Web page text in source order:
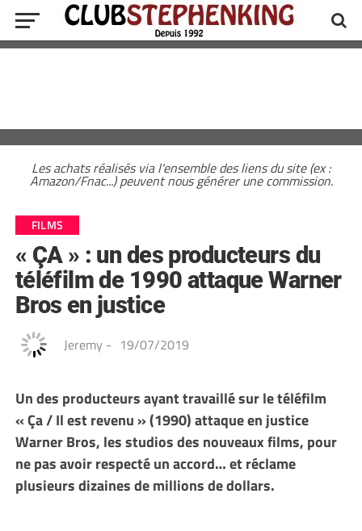
Les achats réalisés via l'ensemble des liens du site (ex :
Amazon/Fnac...) peuvent nous générer une commission.
FILMS
« ÇA » : un des producteurs du
téléfilm de 1990 attaque Warner
Bros en justice
Jeremy - 19/07/2019
Un des producteurs ayant travaillé sur le téléfilm
« Ça / Il est revenu » (1990) attaque en justice
Warner Bros, les studios des nouveaux films, pour
ne pas avoir respecté un accord… et réclame
plusieurs dizaines de millions de dollars.